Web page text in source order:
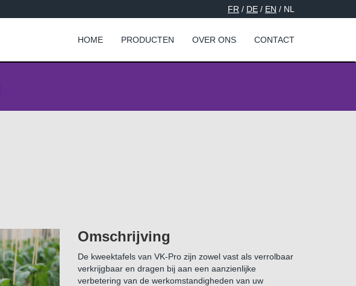
FR / DE / EN / NL
HOME PRODUCTEN OVER ONS CONTACT
Omschrijving
De kweektafels van VK-Pro zijn zowel vast als verrolbaar
verkrijgbaar en dragen bij aan een aanzienlijke
verbetering van de werkomstandigheden van uw